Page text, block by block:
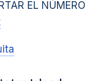
EL NÚMERO